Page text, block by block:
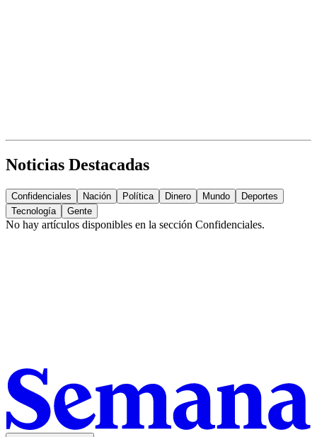
Noticias Destacadas
Confidenciales Nación Política Dinero Mundo
Deportes
Tecnología
Gente
No hay artículos disponibles en la sección Confidenciales.